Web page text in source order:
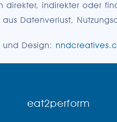
direkter, indirekter oder
Datenverlust,
und Design:
Back
eat2perform